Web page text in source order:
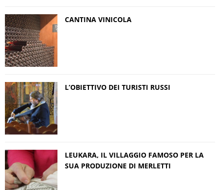
CANTINA VINICOLA
L’OBIETTIVO DEI TURISTI RUSSI
LEUKARA, IL VILLAGGIO FAMOSO PER LA
SUA PRODUZIONE DI MERLETTI